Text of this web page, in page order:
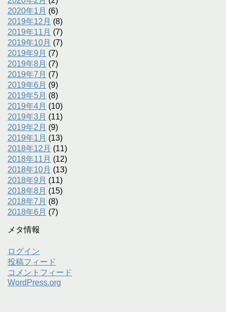
2020年1月 (6)
2019年12月 (8)
2019年11月 (7)
2019年10月 (7)
2019年9月 (7)
2019年8月 (7)
2019年7月 (7)
2019年6月 (9)
2019年5月 (8)
2019年4月 (10)
2019年3月 (11)
2019年2月 (9)
2019年1月 (13)
2018年12月 (11)
2018年11月 (12)
2018年10月 (13)
2018年9月 (11)
2018年8月 (15)
2018年7月 (8)
2018年6月 (7)
メタ情報
ログイン
投稿フィード
コメントフィード
WordPress.org